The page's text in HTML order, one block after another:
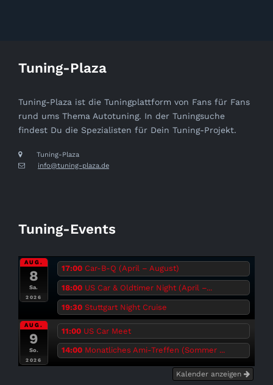
Tuning-Plaza
Tuning-Plaza ist die Tuningplattform von Fans für Fans
rund ums Thema Autotuning. In der Tuningsuche
findest Du die Spezialisten für Dein Tuning-Projekt.
Tuning-Plaza
info@tuning-plaza.de
Tuning-Events
AUG.
8
Sa.
2026
17:00 Car-B-Q (April – August)
18:00 US Car & Oldtimer Night (April –...
19:30 Stuttgart Night Cruise
AUG.
9
So.
2026
11:00 US Car Meet
14:00 Monatliches Ami-Treffen (Sommer ...
Kalender anzeigen